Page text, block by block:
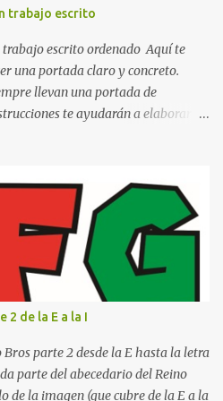
limitados, lo que permite
y recordar mejor la información.
muchas horas frente a los
Pomodoro puede marcar u...
trabajo escrito
escrito ordenado Aquí te
una portada claro y concreto.
llevan una portada de
te ayudarán a elaborar
explicación. Los datos esenciales
un trabajo escrito a mano o
este orden: Nombre de la escuela o
este dato) Título del trabajo
o Informe de computación)
que va a presentar dicho trabajo
Grupo Nombre del maestro
de la E a la I
parte 2 desde la E hasta la letra
parte del abecedario del Reino
de la imagen (que cubre de la E a la